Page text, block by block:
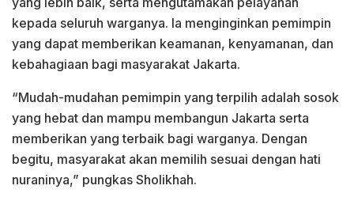
kepada seluruh warganya. Ia menginginkan pemimpin
yang dapat memberikan keamanan, kenyamanan, dan
kebahagiaan bagi masyarakat Jakarta.
“Mudah-mudahan pemimpin yang terpilih adalah sosok
yang hebat dan mampu membangun Jakarta serta
memberikan yang terbaik bagi warganya. Dengan
begitu, masyarakat akan memilih sesuai dengan hati
nuraninya,” pungkas Sholikhah.